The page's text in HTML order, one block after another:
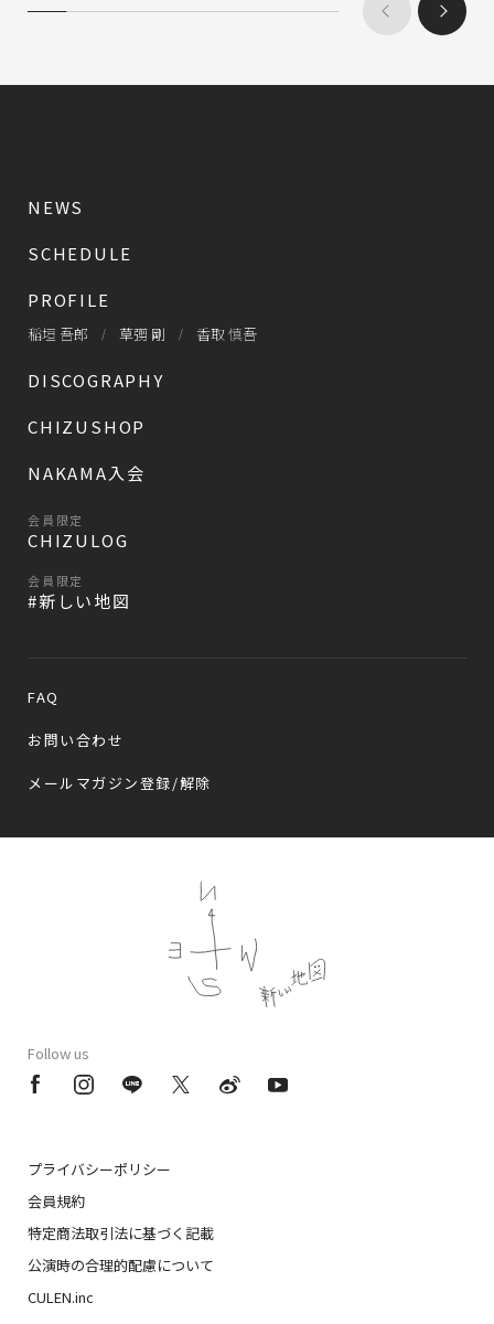
NEWS
SCHEDULE
PROFILE
稲垣 吾郎 草彅 剛 香取 慎吾
DISCOGRAPHY
CHIZUSHOP
NAKAMA入会
会員限定
CHIZULOG
会員限定
#新しい地図
FAQ
お問い合わせ
メールマガジン登録/解除
Follow us
プライバシーポリシー
会員規約
特定商法取引法に基づく記載
公演時の合理的配慮について
CULEN.inc